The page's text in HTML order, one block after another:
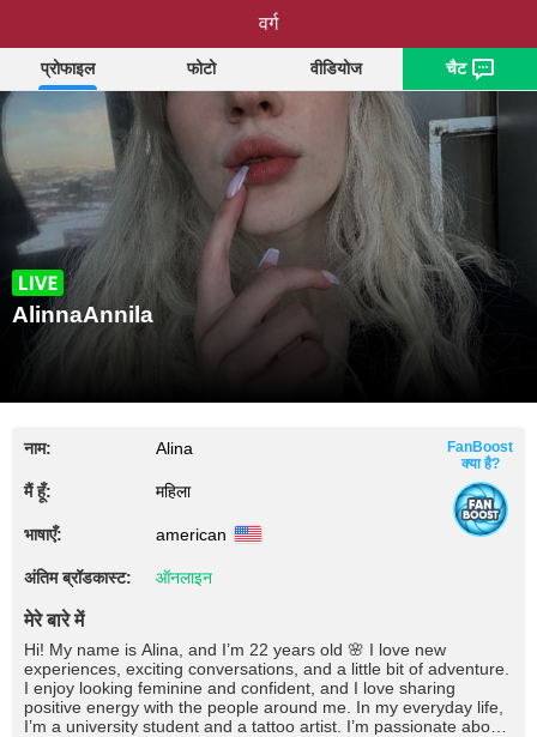
AlinnaAnnila
प्रोफाइल फोटो वीडियोज चैट
AlinnaAnnila
नाम: Alina
मैं हूँ: महिला
भाषाएँ: american
अंतिम ब्रॉडकास्ट: ऑनलाइन
FanBoost
क्या है?
मेरे बारे में
Hi! My name is Alina, and I’m 22 years old 🌸 I love new
experiences, exciting conversations, and a little bit of adventure.
I enjoy looking feminine and confident, and I love sharing
positive energy with the people around me. In my everyday life,
I’m a university student and a tattoo artist. I’m passionate about
वर्ग